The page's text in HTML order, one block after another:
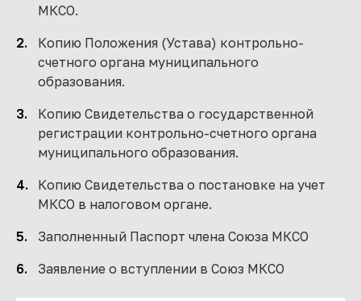
МКСО.
Копию Положения (Устава) контрольно-
счетного органа муниципального
образования.
Копию Свидетельства о государственной
регистрации контрольно-счетного органа
муниципального образования.
Копию Свидетельства о постановке на учет
МКСО в налоговом органе.
Заполненный Паспорт члена Союза МКСО
Заявление о вступлении в Союз МКСО